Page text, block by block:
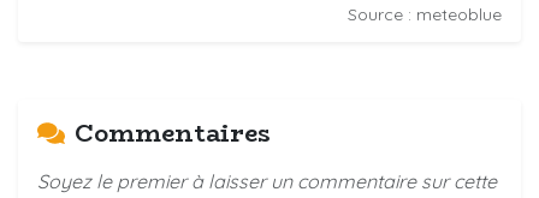
Source : meteoblue
Commentaires
Soyez le premier à laisser un commentaire sur cette